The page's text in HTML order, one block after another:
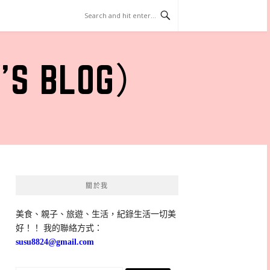
）
關於我
美食、親子、旅遊、生活，紀錄生活一切美
好！！ 我的聯絡方式：
susu8824@gmail.com